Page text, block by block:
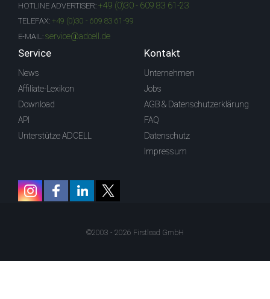
HOTLINE ADVERTISER: +49 (0)30 - 609 83 61-23
TELEFAX: +49 (0)30 - 609 83 61-99
E-MAIL: service@adcell.de
Service
News
Affiliate-Lexikon
Download
API
Unterstütze ADCELL
Kontakt
Unternehmen
Jobs
AGB & Datenschutzerklärung
FAQ
Datenschutz
Impressum
©2003 - 2026 Firstlead GmbH